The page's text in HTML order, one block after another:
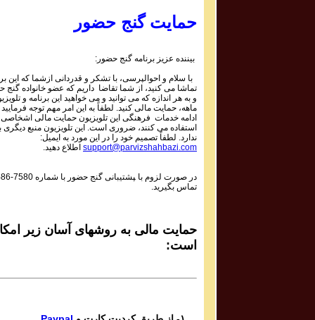
GanjeHozour #1055 Program
Parviz Shahbazi - پرویز شهبازی
GanjeHozour #1054 Program
برنامه تصویری شماره ۱۰۵۴ گنج حضور
Parviz Shahbazi - پرویز شهبازی
GanjeHozour #1053 Program
برنامه تصویری شماره ۱۰۵۳ گنج حضور
GanjeHozour #1052 Program
GanjeHozour #1051 Program
GanjeHozour #1050 Program
Parviz Shahbazi - پرویز شهبازی
حمایت گنج حضور
بیننده عزیز برنامه گنج حضور:
با سلام و احوالپرسی، با تشکر و قدردانی ازشما که این
تماشا می کنید، از شما تقاضا داریم که عضو خانواده
و به هر اندازه که می توانید و می خواهید این برنامه و
ماهه، حمایت مالی کنید. لطفاً به این امر مهم توجه
ادامه خدمات فرهنگی این تلویزیون حمایت مالی اشخاصی
استفاده می کنند، ضروری است. این تلویزیون منبع دیگری
ندارد. لطفاً تصمیم خود را در این مورد به ایمیل:
support@parvizshahbazi.com اطلاع دهید.
در صورت لزوم با ‍پشتیبانی گنج حضور با شماره 7580
تماس بگیرید.
حمایت مالی به روشهای آسان زیر
است: